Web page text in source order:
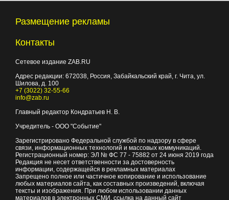
Размещение рекламы
Контакты
Сетевое издание ZAB.RU
Адрес редакции: 672038 , Россия, Забайкальский край, г. Чита ул.
Шилова, д. 100
+7 (3022) 32-55-66
info@zab.ru
Главный редактор Кондратьев Н. В.
Учредитель - ООО "Событие"
Зарегистрировано Федеральной службой по надзору в сфере
связи, информационных технологий и массовых коммуникаций.
Регистрационный номер: ЭЛ № ФС 77 - 75882 от 24 июня 2019 года
Редакция не несет ответственности за достоверность
информации, содержащейся в рекламных материалах
Запрещено полное или частичное копирование и использование
любых материалов сайта, как составных произведений, включая
тексты и изображения. При любом использовании данных
материалов в электронных СМИ, ссылка на данный сайт